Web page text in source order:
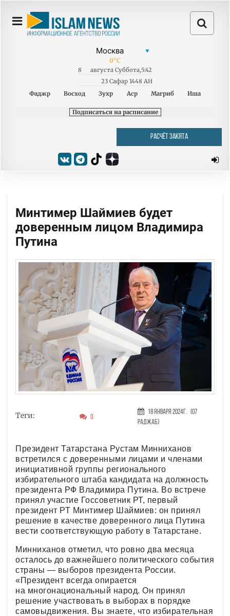
0°C
8 августа Суббота,5:42
23 Сафар 1448 AH
Фаджр
Восход Зухр Аср Магриб Иша
Подписаться на расписание
РАСЧЁТ ЗАКЯТА
Минтимер Шаймиев будет
доверенным лицом Владимира
Путина
Теги: 0
18 Января 2024г. (07
Раджаб)
Президент Татарстана Рустам Минниханов
встретился с доверенными лицами и членами
инициативной группы регионального
избирательного штаба кандидата на должность
президента РФ Владимира Путина. Во встрече
принял участие Госсоветник РТ, первый
президент РТ Минтимер Шаймиев: он принял
решение в качестве доверенного лица Путина
вести соответствующую работу в Татарстане.
Минниханов отметил, что ровно два месяца
осталось до важнейшего политического события
страны — выборов президента России.
«Президент всегда опирается
на многонациональный народ. Он принял
решение участвовать в выборах в порядке
самовыдвижения. Вы знаете, что избирательная